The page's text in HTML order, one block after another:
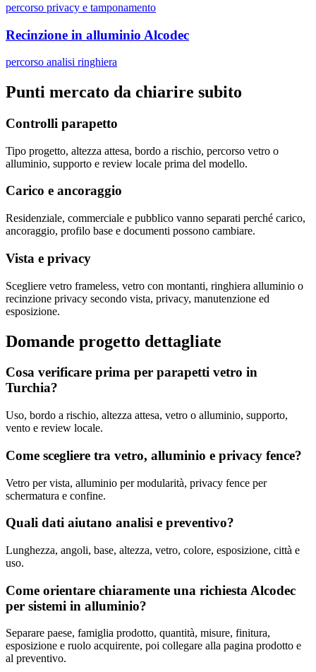
percorso privacy e tamponamento
Recinzione in alluminio Alcodec
percorso analisi ringhiera
Punti mercato da chiarire subito
Controlli parapetto
Tipo progetto, altezza attesa, bordo a rischio, percorso vetro o
alluminio, supporto e review locale prima del modello.
Carico e ancoraggio
Residenziale, commerciale e pubblico vanno separati perché carico,
ancoraggio, profilo base e documenti possono cambiare.
Vista e privacy
Scegliere vetro frameless, vetro con montanti, ringhiera alluminio o
recinzione privacy secondo vista, privacy, manutenzione ed
esposizione.
Domande progetto dettagliate
Cosa verificare prima per parapetti vetro in
Turchia?
Uso, bordo a rischio, altezza attesa, vetro o alluminio, supporto,
vento e review locale.
Come scegliere tra vetro, alluminio e privacy fence?
Vetro per vista, alluminio per modularità, privacy fence per
schermatura e confine.
Quali dati aiutano analisi e preventivo?
Lunghezza, angoli, base, altezza, vetro, colore, esposizione, città e
uso.
Come orientare chiaramente una richiesta Alcodec
per sistemi in alluminio?
Separare paese, famiglia prodotto, quantità, misure, finitura,
esposizione e ruolo acquirente, poi collegare alla pagina prodotto e
al preventivo.